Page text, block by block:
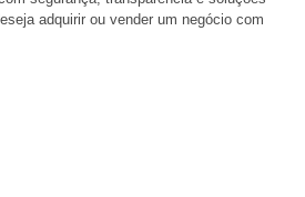
adquirir ou vender um negócio com